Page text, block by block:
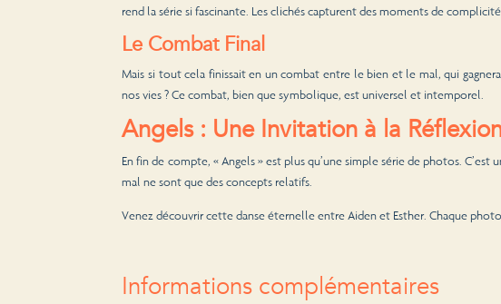
rend la série si fascinante. Les clichés capturent des moments de
Le Combat Final
Mais si tout cela finissait en un combat entre le bien et le mal, qui
nos vies ? Ce combat, bien que symbolique, est universel et intemporel.
Angels : Une Invitation à la
En fin de compte, « Angels » est plus qu’une simple série de photos.
mal ne sont que des concepts relatifs.
Venez découvrir cette danse éternelle entre Aiden et Esther. Chaque
Informations complémentaires